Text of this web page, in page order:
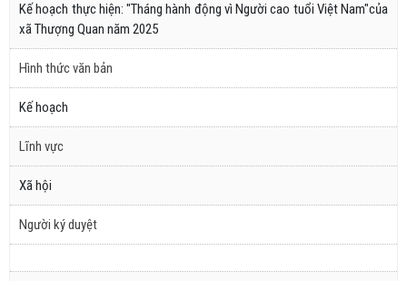
Kế hoạch thực hiện: "Tháng hành động vì Người cao tuổi Việt Nam"của
xã Thượng Quan năm 2025
Hình thức văn bản
Kế hoạch
Lĩnh vực
Xã hội
Người ký duyệt